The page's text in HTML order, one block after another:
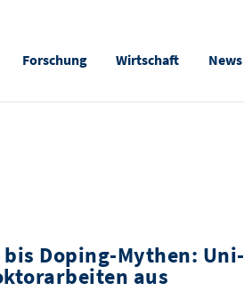
Forschung Wirtschaft News
Doping-Mythen: Uni-
aus